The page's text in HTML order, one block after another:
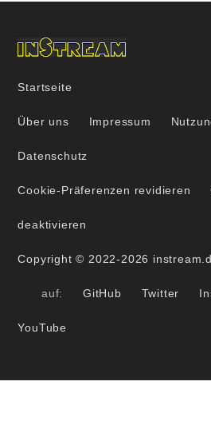
Startseite
Über uns Impressum
Datenschutz
Cookie-Präferenzen revidieren
deaktivieren
Copyright © 2022-2026
auf: GitHub Twitter
YouTube